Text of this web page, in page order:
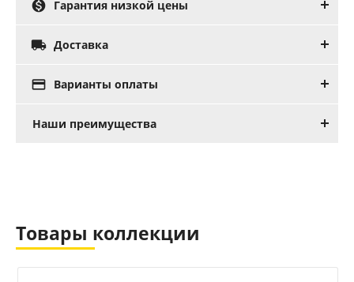
 Гарантия низкой цены
 Доставка
 Варианты оплаты
Наши преимущества
Товары коллекции